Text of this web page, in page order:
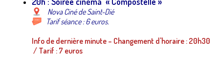
Nova Ciné de Saint-Dié
Tarif séance : 6 euros.
Info de dernière minute – Changement d'horaire : 20h30
/ Tarif : 7 euros